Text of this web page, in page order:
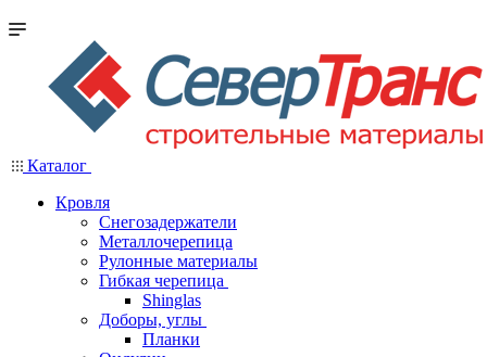
Каталог
Кровля
Снегозадержатели
Металлочерепица
Рулонные материалы
Гибкая черепица
Shinglas
Доборы, углы
Планки